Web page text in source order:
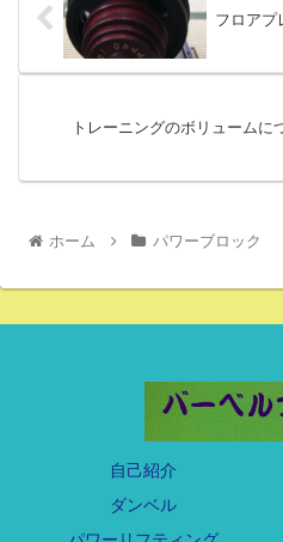
フロアプ
トレーニングのボリュームに
ホーム パワーブロック
自己紹介
ダンベル